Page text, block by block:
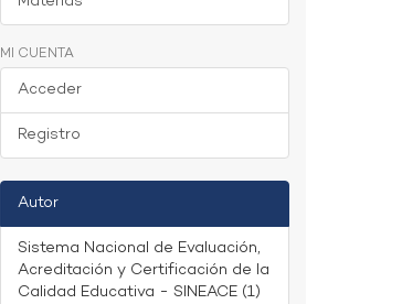
MI CUENTA
Acceder
Registro
Autor
Sistema Nacional de Evaluación,
Acreditación y Certificación de la
Calidad Educativa - SINEACE (1)